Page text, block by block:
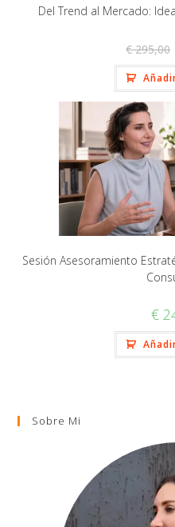
Del Trend al Mercado:
€295,00
Sesión Asesoramiento
€
Sobre Mi